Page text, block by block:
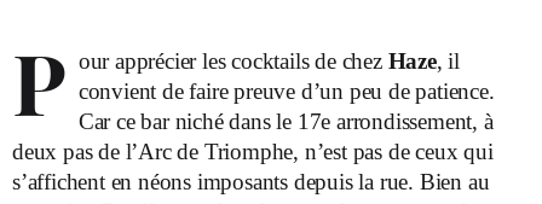
P our apprécier les cocktails de chez Haze, il
convient de faire preuve d’un peu de patience.
Car ce bar niché dans le 17e arrondissement, à
deux pas de l’Arc de Triomphe, n’est pas de ceux qui
s’affichent en néons imposants depuis la rue. Bien au